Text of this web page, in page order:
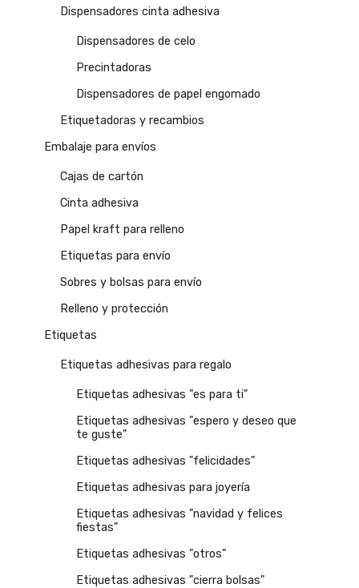
Dispensadores cinta adhesiva
Dispensadores de celo
Precintadoras
Dispensadores de papel engomado
Etiquetadoras y recambios
Embalaje para envíos
Cajas de cartón
Cinta adhesiva
Papel kraft para relleno
Etiquetas para envío
Sobres y bolsas para envío
Relleno y protección
Etiquetas
Etiquetas adhesivas para regalo
Etiquetas adhesivas "es para ti"
Etiquetas adhesivas "espero y deseo que
te guste"
Etiquetas adhesivas "felicidades"
Etiquetas adhesivas para joyería
Etiquetas adhesivas "navidad y felices
fiestas"
Etiquetas adhesivas "otros"
Etiquetas adhesivas "cierra bolsas"